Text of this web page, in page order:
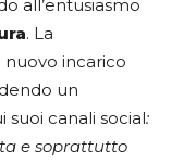
all’entusiasmo
. La
incarico
un
suoi canali social:
e soprattutto